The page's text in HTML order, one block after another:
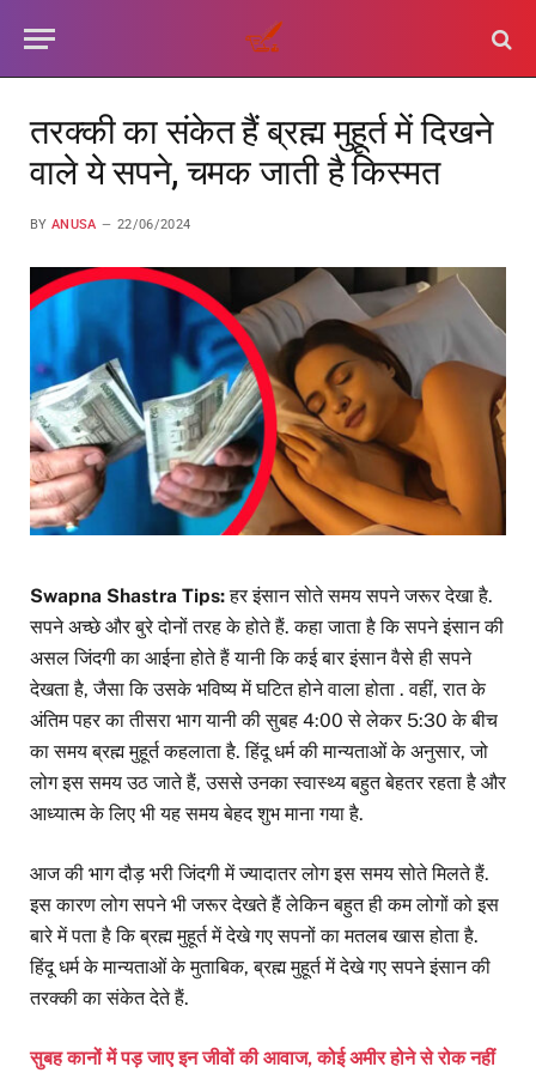
तरक्की का संकेत हैं ब्रह्म मुहूर्त में दिखने
वाले ये सपने, चमक जाती है किस्मत
BY ANUSA 22/06/2024
Swapna Shastra Tips:हर इंसान सोते समय सपने जरूर देखा है.
सपने अच्छे और बुरे दोनों तरह के होते हैं. कहा जाता है कि सपने इंसान की
असल जिंदगी का आईना होते हैं यानी कि कई बार इंसान वैसे ही सपने
देखता है, जैसा कि उसके भविष्य में घटित होने वाला होता . वहीं, रात के
अंतिम पहर का तीसरा भाग यानी की सुबह 4:00 से लेकर 5:30 के बीच
का समय ब्रह्म मुहूर्त कहलाता है. हिंदू धर्म की मान्यताओं के अनुसार, जो
लोग इस समय उठ जाते हैं, उससे उनका स्वास्थ्य बहुत बेहतर रहता है और
आध्यात्म के लिए भी यह समय बेहद शुभ माना गया है.
आज की भाग दौड़ भरी जिंदगी में ज्यादातर लोग इस समय सोते मिलते हैं.
इस कारण लोग सपने भी जरूर देखते हैं लेकिन बहुत ही कम लोगों को इस
बारे में पता है कि ब्रह्म मुहूर्त में देखे गए सपनों का मतलब खास होता है.
हिंदू धर्म के मान्यताओं के मुताबिक, ब्रह्म मुहूर्त में देखे गए सपने इंसान की
तरक्की का संकेत देते हैं.
सुबह कानों में पड़ जाए इन जीवों की आवाज, कोई अमीर होने से रोक नहीं